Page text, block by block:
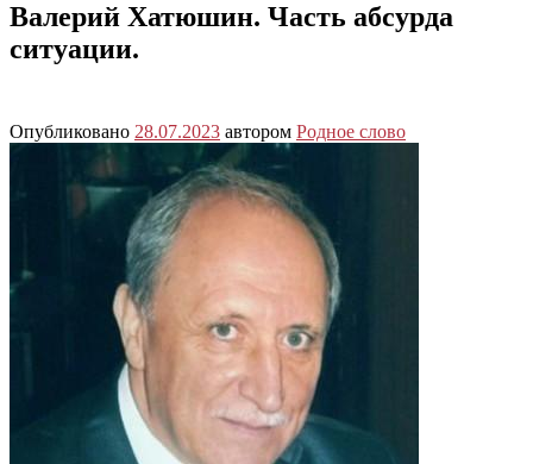
Валерий Хатюшин. Часть абсурда
ситуации.
Опубликовано 28.07.2023 автором Родное слово